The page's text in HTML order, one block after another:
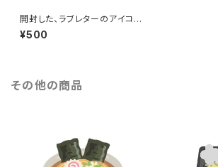
開封した、ラブレターのアイコン
（線画）のイラスト
¥500
その他の商品